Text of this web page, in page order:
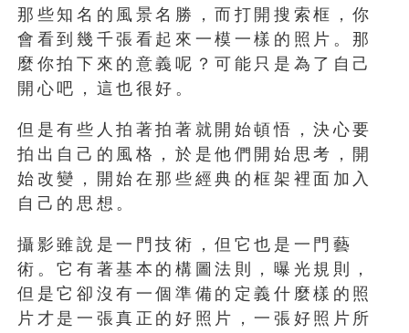
那些知名的風景名勝，而打開搜索框，你
會看到幾千張看起來一模一樣的照片。那
麼你拍下來的意義呢？可能只是為了自己
開心吧，這也很好。
但是有些人拍著拍著就開始頓悟，決心要
拍出自己的風格，於是他們開始思考，開
始改變，開始在那些經典的框架裡面加入
自己的思想。
攝影雖說是一門技術，但它也是一門藝
術。它有著基本的構圖法則，曝光規則，
但是它卻沒有一個準備的定義什麼樣的照
片才是一張真正的好照片，一張好照片所